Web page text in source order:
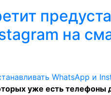
на
уже есть телефоны